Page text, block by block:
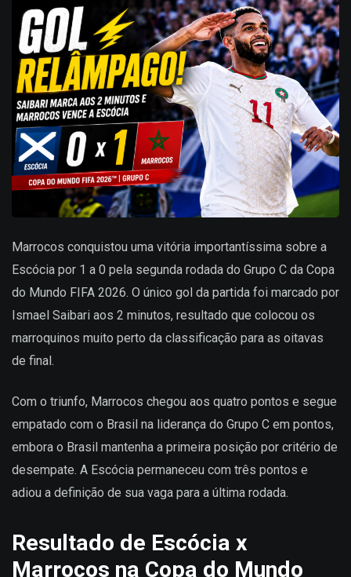
Marrocos conquistou uma vitória importantíssima sobre a
Escócia por 1 a 0 pela segunda rodada do Grupo C da Copa
do Mundo FIFA 2026. O único gol da partida foi marcado por
Ismael Saibari aos 2 minutos, resultado que colocou os
marroquinos muito perto da classificação para as oitavas
de final.
Com o triunfo, Marrocos chegou aos quatro pontos e segue
empatado com o Brasil na liderança do Grupo C em pontos,
embora o Brasil mantenha a primeira posição por critério de
desempate. A Escócia permaneceu com três pontos e
adiou a definição de sua vaga para a última rodada.
Resultado de Escócia x
Marrocos na Copa do Mundo